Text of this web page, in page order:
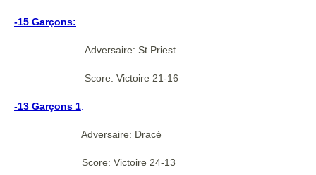
-15 Garçons:
Adversaire: St Priest
Score: Victoire 21-16
-13 Garçons 1:
Adversaire: Dracé
Score: Victoire 24-13